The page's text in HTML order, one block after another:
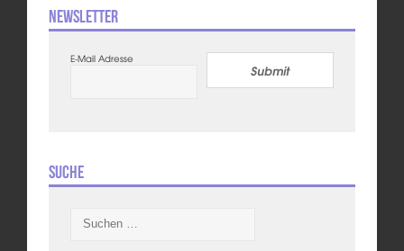
Newsletter
E-Mail Adresse
Submit
Suche
nach: